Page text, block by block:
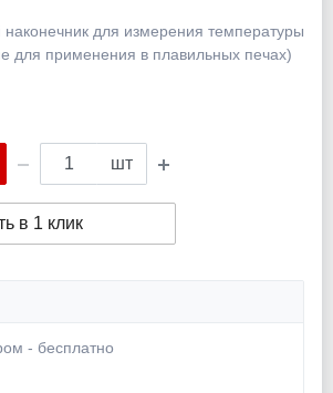
наконечник для измерения температуры
для применения в плавильных печах)
шт
в 1 клик
- бесплатно